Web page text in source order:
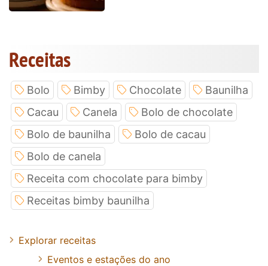
Receitas
Bolo Bimby Chocolate
Baunilha
Cacau
Canela
Bolo de chocolate
Bolo de baunilha
Bolo de cacau
Bolo de canela
Receita com chocolate para bimby
Receitas bimby baunilha
Explorar receitas
Eventos e estações do ano